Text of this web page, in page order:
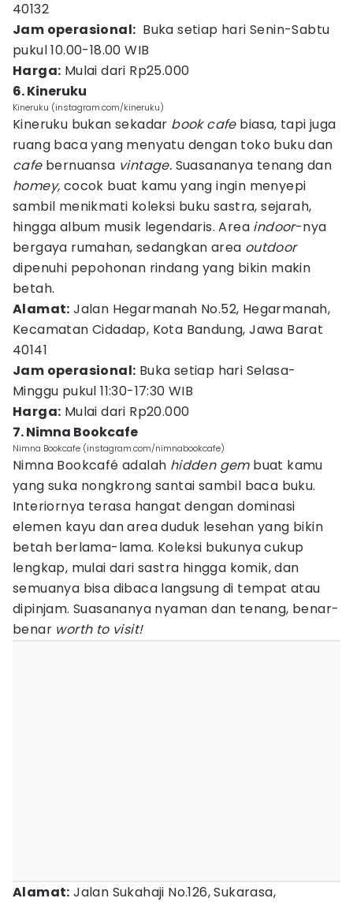
40132
Jam operasional: Buka setiap hari Senin-Sabtu
pukul 10.00-18.00 WIB
Harga: Mulai dari Rp25.000
6. Kineruku
Kineruku (instagram.com/kineruku)
Kineruku bukan sekadar book cafebiasa, tapi juga
ruang baca yang menyatu dengan toko buku dan
cafebernuansa vintage. Suasananya tenang dan
homey, cocok buat kamu yang ingin menyepi
sambil menikmati koleksi buku sastra, sejarah,
hingga album musik legendaris. Area indoor-nya
bergaya rumahan, sedangkan area outdoor
dipenuhi pepohonan rindang yang bikin makin
betah.
Alamat: Jalan Hegarmanah No.52, Hegarmanah,
Kecamatan Cidadap, Kota Bandung, Jawa Barat
40141
Jam operasional: Buka setiap hari Selasa-
Minggu pukul 11:30-17:30 WIB
Harga: Mulai dari Rp20.000
7. Nimna Bookcafe
Nimna Bookcafe (instagram.com/nimnabookcafe)
Nimna Bookcafé adalah hidden gembuat kamu
yang suka nongkrong santai sambil baca buku.
Interiornya terasa hangat dengan dominasi
elemen kayu dan area duduk lesehan yang bikin
betah berlama-lama. Koleksi bukunya cukup
lengkap, mulai dari sastra hingga komik, dan
semuanya bisa dibaca langsung di tempat atau
dipinjam. Suasananya nyaman dan tenang, benar-
benar worth to visit!
Alamat: Jalan Sukahaji No.126, Sukarasa,